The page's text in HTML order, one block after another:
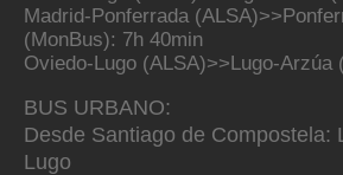
Madrid-Ponferrada
(MonBus): 7h 40min
Oviedo-Lugo (ALSA)>>Lugo-Arzúa
BUS URBANO:
Desde Santiago de Compostela:
Lugo